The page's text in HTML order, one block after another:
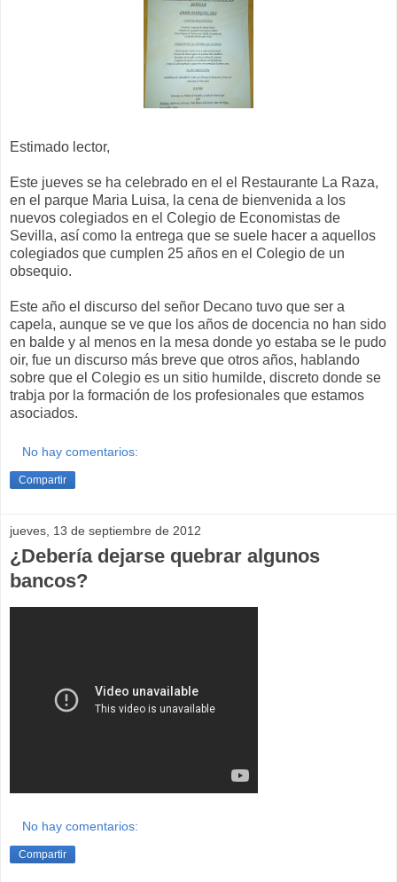
Estimado lector,
Este jueves se ha celebrado en el el Restaurante La Raza,
en el parque Maria Luisa, la cena de bienvenida a los
nuevos colegiados en el Colegio de Economistas de
Sevilla, así como la entrega que se suele hacer a aquellos
colegiados que cumplen 25 años en el Colegio de un
obsequio.
Este año el discurso del señor Decano tuvo que ser a
capela, aunque se ve que los años de docencia no han sido
en balde y al menos en la mesa donde yo estaba se le pudo
oir, fue un discurso más breve que otros años, hablando
sobre que el Colegio es un sitio humilde, discreto donde se
trabja por la formación de los profesionales que estamos
asociados.
No hay comentarios:
Compartir
jueves, 13 de septiembre de 2012
¿Debería dejarse quebrar algunos
bancos?
No hay comentarios:
Compartir